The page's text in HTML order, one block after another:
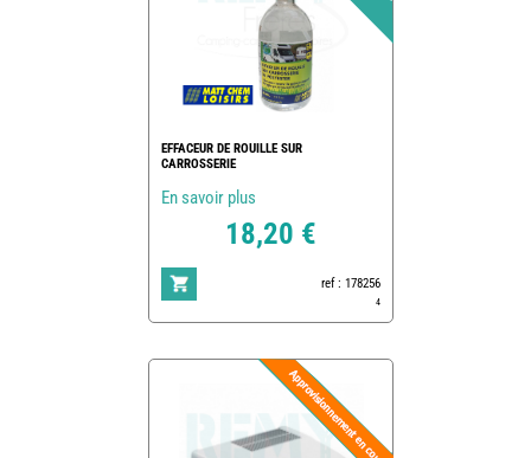
EFFACEUR DE ROUILLE SUR
CARROSSERIE
En savoir plus
18,20 €
ref : 178256
4